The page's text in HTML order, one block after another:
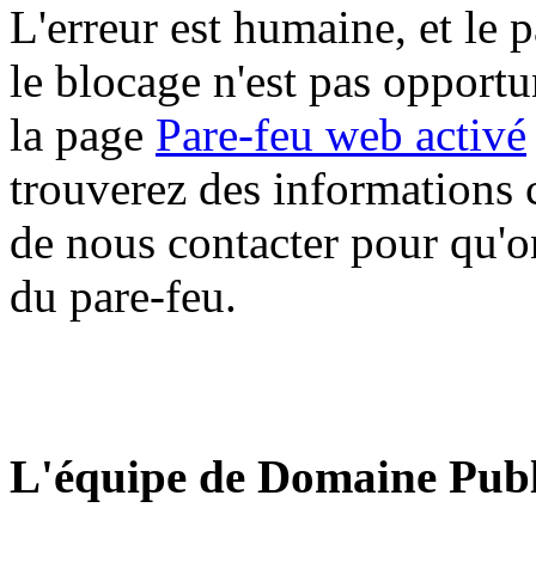
L'erreur est humaine, et le
le blocage n'est pas
la page Pare-feu web activé
trouverez des informations
de nous contacter pour
du pare-feu.
L'équipe de Domaine